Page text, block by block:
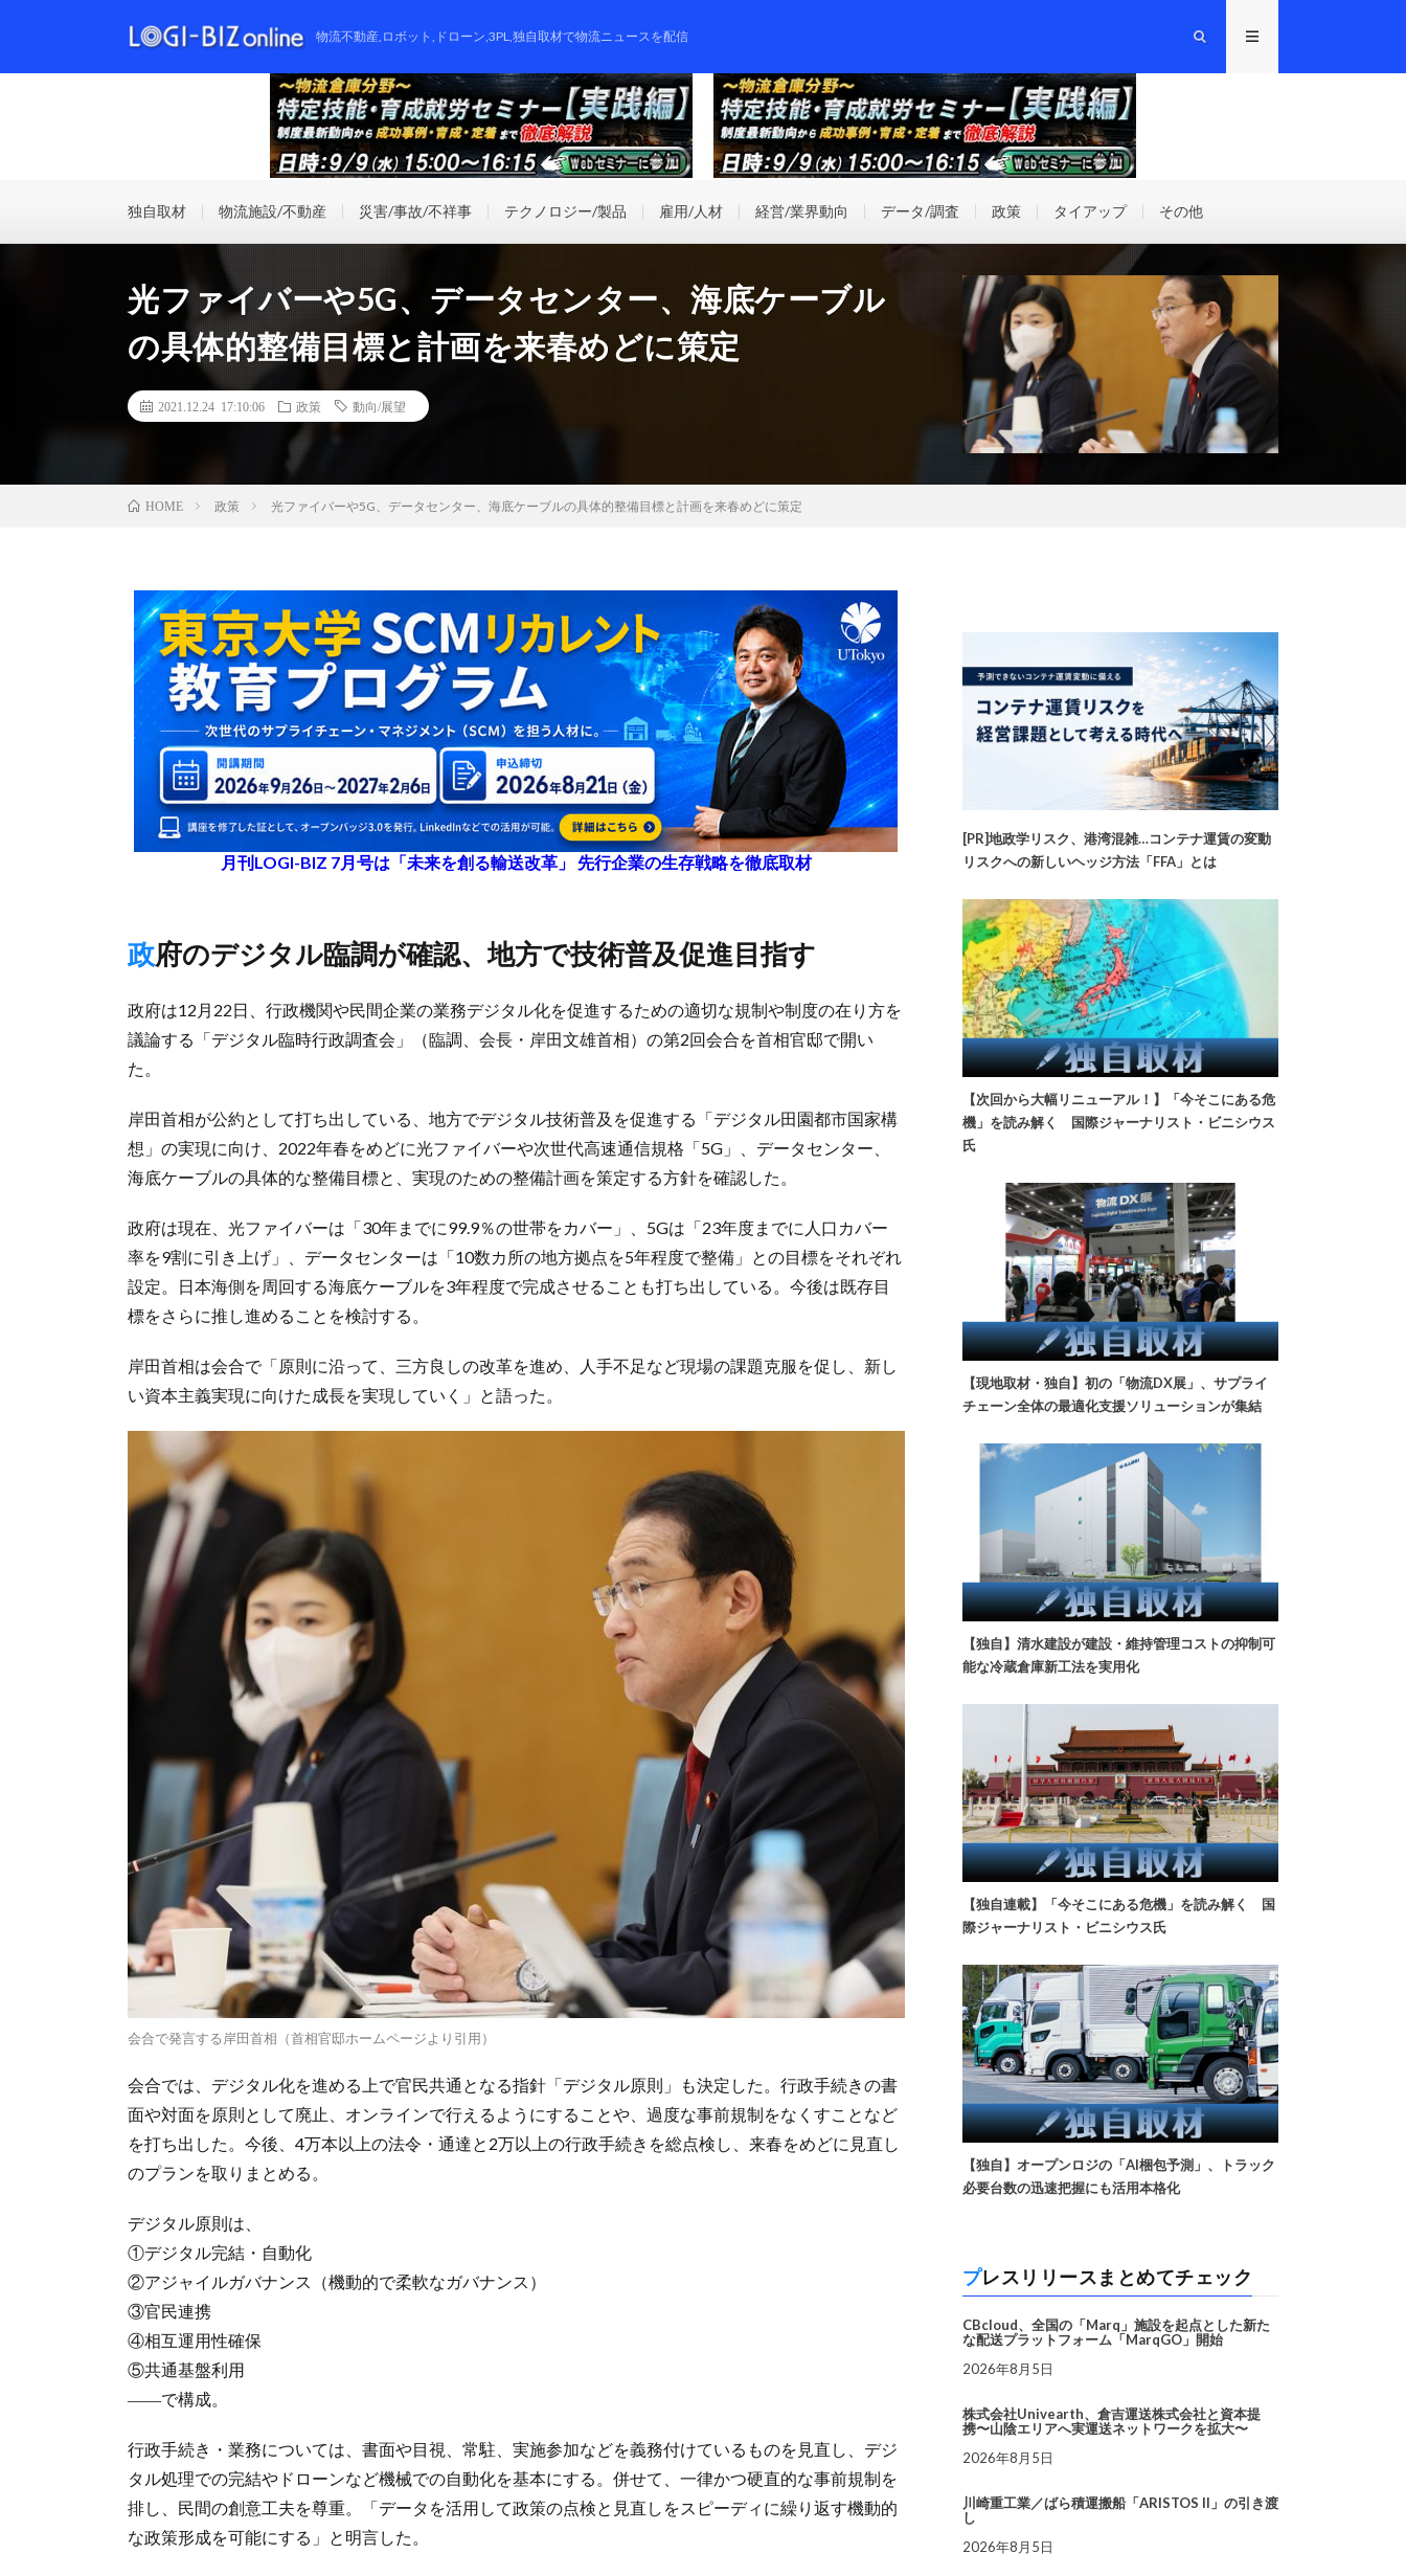
物流不動産,ロボット,ドローン,3PL,独自取材で物流ニュースを配信
独自取材 物流施設/不動産 災害/事故/不祥事 テクノロジー/製品 雇用/人材 経営/業界動向 データ/調査 政策 タイアップ その他
光ファイバーや5G、データセンター、海底ケーブル
の具体的整備目標と計画を来春めどに策定
2021.12.24 17:10:06 政策 動向/展望
HOME 政策 光ファイバーや5G、データセンター、海底ケーブルの具体的整備目標と計画を来春めどに策定
月刊LOGI-BIZ 7月号は「未来を創る輸送改革」 先行企業の生存戦略を徹底取材
政府のデジタル臨調が確認、地方で技術普及促進目指す
政府は12月22日、行政機関や民間企業の業務デジタル化を促進するための適切な規制や制度の在り方を
議論する「デジタル臨時行政調査会」（臨調、会長・岸田文雄首相）の第2回会合を首相官邸で開い
た。
岸田首相が公約として打ち出している、地方でデジタル技術普及を促進する「デジタル田園都市国家構
想」の実現に向け、2022年春をめどに光ファイバーや次世代高速通信規格「5G」、データセンター、
海底ケーブルの具体的な整備目標と、実現のための整備計画を策定する方針を確認した。
政府は現在、光ファイバーは「30年までに99.9％の世帯をカバー」、5Gは「23年度までに人口カバー
率を9割に引き上げ」、データセンターは「10数カ所の地方拠点を5年程度で整備」との目標をそれぞれ
設定。日本海側を周回する海底ケーブルを3年程度で完成させることも打ち出している。今後は既存目
標をさらに推し進めることを検討する。
岸田首相は会合で「原則に沿って、三方良しの改革を進め、人手不足など現場の課題克服を促し、新し
い資本主義実現に向けた成長を実現していく」と語った。
会合で発言する岸田首相（首相官邸ホームページより引用）
会合では、デジタル化を進める上で官民共通となる指針「デジタル原則」も決定した。行政手続きの書
面や対面を原則として廃止、オンラインで行えるようにすることや、過度な事前規制をなくすことなど
を打ち出した。今後、4万本以上の法令・通達と2万以上の行政手続きを総点検し、来春をめどに見直し
のプランを取りまとめる。
デジタル原則は、
①デジタル完結・自動化
②アジャイルガバナンス（機動的で柔軟なガバナンス）
③官民連携
④相互運用性確保
⑤共通基盤利用
――で構成。
行政手続き・業務については、書面や目視、常駐、実施参加などを義務付けているものを見直し、デジ
タル処理での完結やドローンなど機械での自動化を基本にする。併せて、一律かつ硬直的な事前規制を
排し、民間の創意工夫を尊重。「データを活用して政策の点検と見直しをスピーディに繰り返す機動的
な政策形成を可能にする」と明言した。
[PR]地政学リスク、港湾混雑…コンテナ運賃の変動
リスクへの新しいヘッジ方法「FFA」とは
【次回から大幅リニューアル！】「今そこにある危
機」を読み解く 国際ジャーナリスト・ビニシウス
氏
【現地取材・独自】初の「物流DX展」、サプライ
チェーン全体の最適化支援ソリューションが集結
【独自】清水建設が建設・維持管理コストの抑制可
能な冷蔵倉庫新工法を実用化
【独自連載】「今そこにある危機」を読み解く 国
際ジャーナリスト・ビニシウス氏
【独自】オープンロジの「AI梱包予測」、トラック
必要台数の迅速把握にも活用本格化
プレスリリースまとめてチェック
CBcloud、全国の「Marq」施設を起点とした新た
な配送プラットフォーム「MarqGO」開始
2026年8月5日
株式会社Univearth、倉吉運送株式会社と資本提
携〜山陰エリアへ実運送ネットワークを拡大〜
2026年8月5日
川崎重工業／ばら積運搬船「ARISTOS II」の引き渡
し
2026年8月5日